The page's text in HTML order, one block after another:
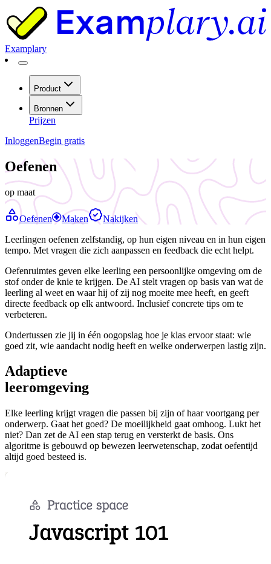
Examplary
Product
Bronnen
Prijzen
InloggenBegin gratis
Oefenen
op maat
Oefenen Maken
Nakijken
Leerlingen oefenen zelfstandig, op hun eigen niveau en in hun eigen
tempo. Met vragen die zich aanpassen en feedback die echt helpt.
Oefenruimtes geven elke leerling een persoonlijke omgeving om de
stof onder de knie te krijgen. De AI stelt vragen op basis van wat de
leerling al weet en waar hij of zij nog moeite mee heeft, en geeft
directe feedback op elk antwoord. Inclusief concrete tips om te
verbeteren.
Ondertussen zie jij in één oogopslag hoe je klas ervoor staat: wie
goed zit, wie aandacht nodig heeft en welke onderwerpen lastig zijn.
Adaptieve
leeromgeving
Elke leerling krijgt vragen die passen bij zijn of haar voortgang per
onderwerp. Gaat het goed? De moeilijkheid gaat omhoog. Lukt het
niet? Dan zet de AI een stap terug en versterkt de basis. Ons
algoritme is gebouwd op bewezen leerwetenschap, zodat oefentijd
altijd goed besteed is.